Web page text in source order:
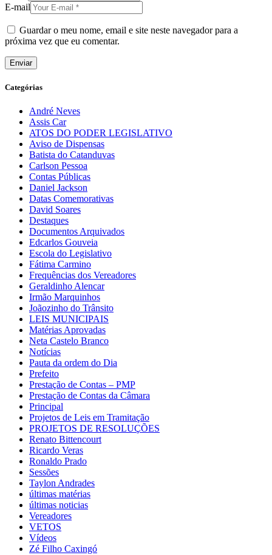
E-mail
Guardar o meu nome, email e site neste navegador para a
próxima vez que eu comentar.
Categórias
André Neves
Assis Car
ATOS DO PODER LEGISLATIVO
Aviso de Dispensas
Batista do Catanduvas
Carlson Pessoa
Contas Públicas
Daniel Jackson
Datas Comemorativas
David Soares
Destaques
Documentos Arquivados
Edcarlos Gouveia
Escola do Legislativo
Fátima Carmino
Frequências dos Vereadores
Geraldinho Alencar
Irmão Marquinhos
Joãozinho do Trânsito
LEIS MUNICIPAIS
Matérias Aprovadas
Neta Castelo Branco
Notícias
Pauta da ordem do Dia
Prefeito
Prestação de Contas – PMP
Prestação de Contas da Câmara
Principal
Projetos de Leis em Tramitação
PROJETOS DE RESOLUÇÕES
Renato Bittencourt
Ricardo Veras
Ronaldo Prado
Sessões
Taylon Andrades
últimas matérias
últimas noticias
Vereadores
VETOS
Vídeos
Zé Filho Caxingó